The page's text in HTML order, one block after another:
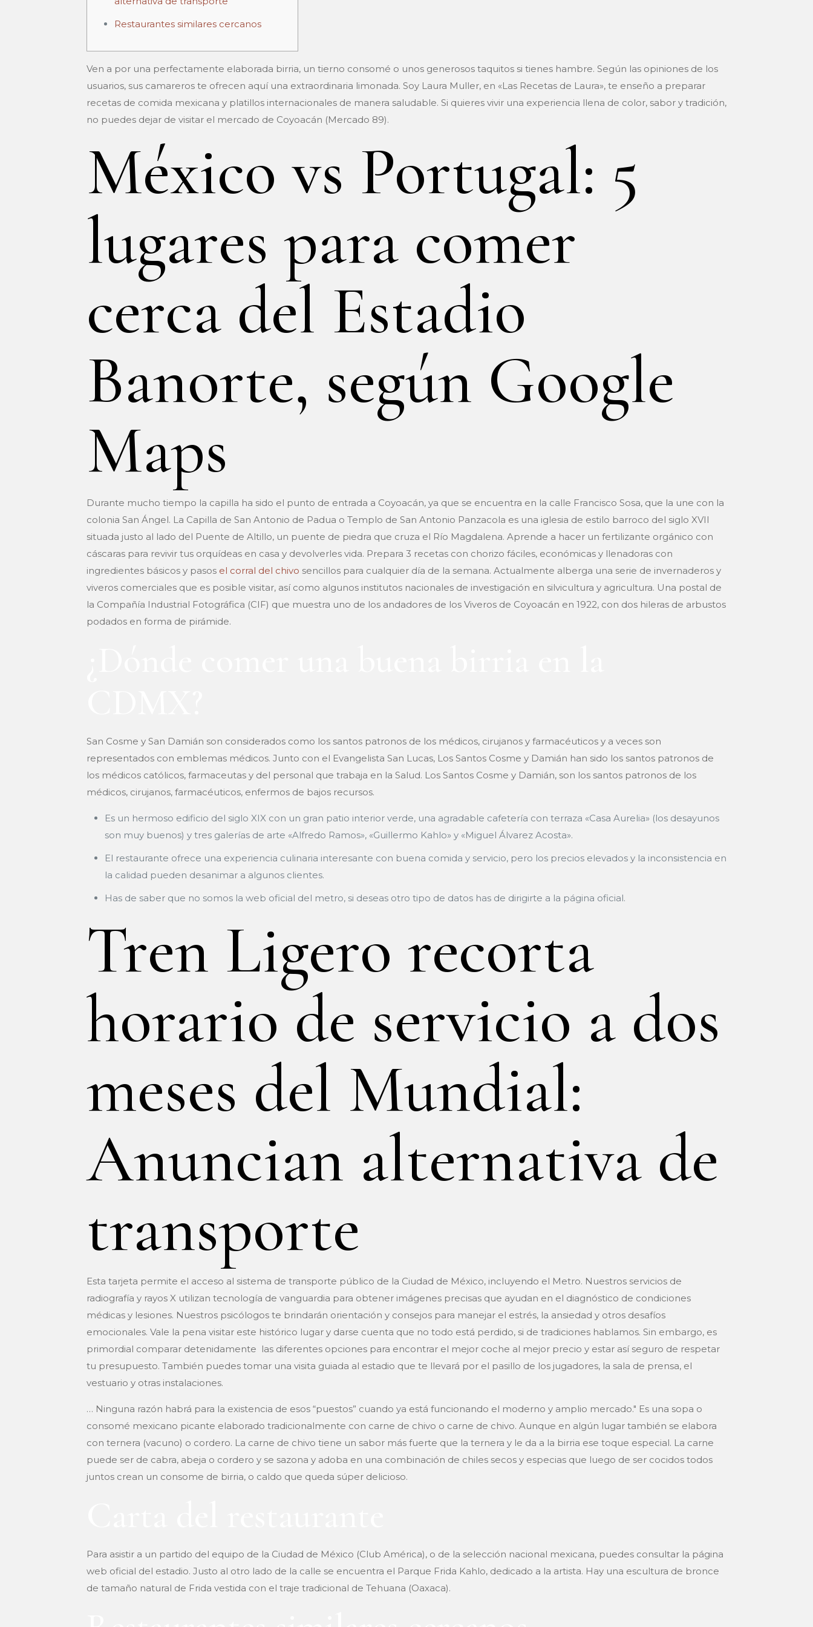
Restaurantes similares cercanos
Ven a por una perfectamente elaborada birria, un tierno consomé o unos generosos taquitos si tienes hambre. Según las opiniones de los
usuarios, sus camareros te ofrecen aquí una extraordinaria limonada. Soy Laura Muller, en «Las Recetas de Laura», te enseño a preparar
recetas de comida mexicana y platillos internacionales de manera saludable. Si quieres vivir una experiencia llena de color, sabor y tradición,
no puedes dejar de visitar el mercado de Coyoacán (Mercado 89).
México vs Portugal: 5
lugares para comer
cerca del Estadio
Banorte, según Google
Maps
Durante mucho tiempo la capilla ha sido el punto de entrada a Coyoacán, ya que se encuentra en la calle Francisco Sosa, que la une con la
colonia San Ángel. La Capilla de San Antonio de Padua o Templo de San Antonio Panzacola es una iglesia de estilo barroco del siglo XVII
situada justo al lado del Puente de Altillo, un puente de piedra que cruza el Río Magdalena. Aprende a hacer un fertilizante orgánico con
cáscaras para revivir tus orquídeas en casa y devolverles vida. Prepara 3 recetas con chorizo fáciles, económicas y llenadoras con
ingredientes básicos y pasos el corral del chivo sencillos para cualquier día de la semana. Actualmente alberga una serie de invernaderos y
viveros comerciales que es posible visitar, así como algunos institutos nacionales de investigación en silvicultura y agricultura. Una postal de
la Compañía Industrial Fotográfica (CIF) que muestra uno de los andadores de los Viveros de Coyoacán en 1922, con dos hileras de arbustos
podados en forma de pirámide.
San Cosme y San Damián son considerados como los santos patronos de los médicos, cirujanos y farmacéuticos y a veces son
representados con emblemas médicos. Junto con el Evangelista San Lucas, Los Santos Cosme y Damián han sido los santos patronos de
los médicos católicos, farmaceutas y del personal que trabaja en la Salud. Los Santos Cosme y Damián, son los santos patronos de los
médicos, cirujanos, farmacéuticos, enfermos de bajos recursos.
Es un hermoso edificio del siglo XIX con un gran patio interior verde, una agradable cafetería con terraza «Casa Aurelia» (los desayunos
son muy buenos) y tres galerías de arte «Alfredo Ramos», «Guillermo Kahlo» y «Miguel Álvarez Acosta».
El restaurante ofrece una experiencia culinaria interesante con buena comida y servicio, pero los precios elevados y la inconsistencia en
la calidad pueden desanimar a algunos clientes.
Has de saber que no somos la web oficial del metro, si deseas otro tipo de datos has de dirigirte a la página oficial.
Tren Ligero recorta
horario de servicio a dos
meses del Mundial:
Anuncian alternativa de
transporte
Esta tarjeta permite el acceso al sistema de transporte público de la Ciudad de México, incluyendo el Metro. Nuestros servicios de
radiografía y rayos X utilizan tecnología de vanguardia para obtener imágenes precisas que ayudan en el diagnóstico de condiciones
médicas y lesiones. Nuestros psicólogos te brindarán orientación y consejos para manejar el estrés, la ansiedad y otros desafíos
emocionales. Vale la pena visitar este histórico lugar y darse cuenta que no todo está perdido, si de tradiciones hablamos. Sin embargo, es
primordial comparar detenidamente las diferentes opciones para encontrar el mejor coche al mejor precio y estar así seguro de respetar
tu presupuesto. También puedes tomar una visita guiada al estadio que te llevará por el pasillo de los jugadores, la sala de prensa, el
vestuario y otras instalaciones.
… Ninguna razón habrá para la existencia de esos “puestos” cuando ya está funcionando el moderno y amplio mercado." Es una sopa o
consomé mexicano picante elaborado tradicionalmente con carne de chivo o carne de chivo. Aunque en algún lugar también se elabora
con ternera (vacuno) o cordero. La carne de chivo tiene un sabor más fuerte que la ternera y le da a la birria ese toque especial. La carne
puede ser de cabra, abeja o cordero y se sazona y adoba en una combinación de chiles secos y especias que luego de ser cocidos todos
juntos crean un consome de birria, o caldo que queda súper delicioso.
Para asistir a un partido del equipo de la Ciudad de México (Club América), o de la selección nacional mexicana, puedes consultar la página
web oficial del estadio. Justo al otro lado de la calle se encuentra el Parque Frida Kahlo, dedicado a la artista. Hay una escultura de bronce
de tamaño natural de Frida vestida con el traje tradicional de Tehuana (Oaxaca).